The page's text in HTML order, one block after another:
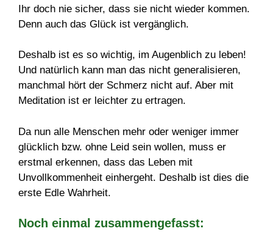
Ihr doch nie sicher, dass sie nicht wieder kommen.
Denn auch das Glück ist vergänglich.
Deshalb ist es so wichtig, im Augenblich zu leben!
Und natürlich kann man das nicht generalisieren,
manchmal hört der Schmerz nicht auf. Aber mit
Meditation ist er leichter zu ertragen.
Da nun alle Menschen mehr oder weniger immer
glücklich bzw. ohne Leid sein wollen, muss er
erstmal erkennen, dass das Leben mit
Unvollkommenheit einhergeht. Deshalb ist dies die
erste Edle Wahrheit.
Noch einmal zusammengefasst: